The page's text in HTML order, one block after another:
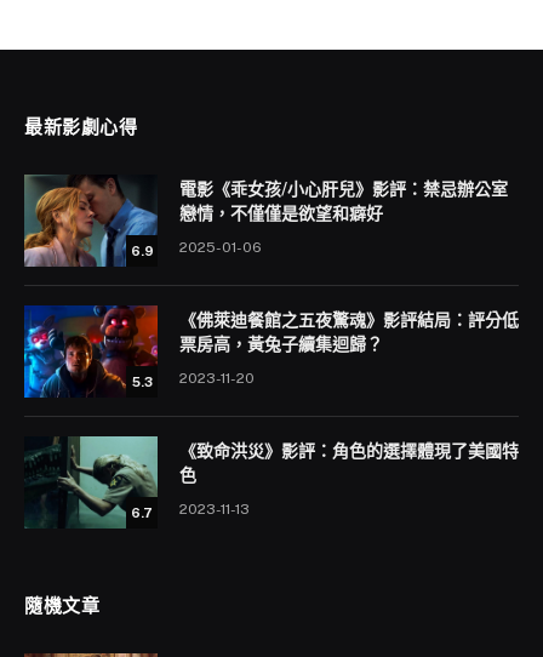
最新影劇心得
6.9
電影《乖女孩/小心肝兒》影評：禁忌辦公室
戀情，不僅僅是欲望和癖好
2025-01-06
5.3
《佛萊迪餐館之五夜驚魂》影評結局：評分低
票房高，黃兔子續集迴歸？
2023-11-20
6.7
《致命洪災》影評：角色的選擇體現了美國特
色
2023-11-13
隨機文章